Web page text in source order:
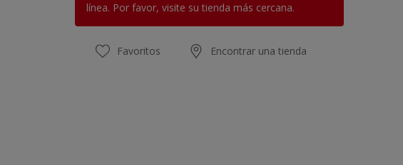
línea. Por favor, visite su tienda más cercana.
Favoritos Encontrar una tienda